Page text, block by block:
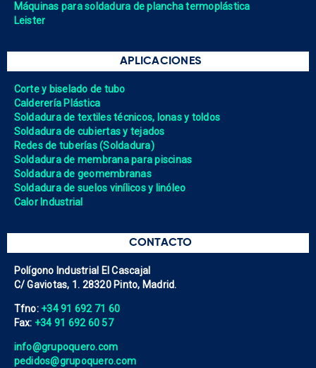
Máquinas para soldadura de plancha termoplástica
Leister
APLICACIONES
Corte y biselado de tubo
Calderería Plástica
Soldadura de textiles técnicos, lonas y toldos
Soldadura de cubiertas y tejados
Redes de tuberías (Soldadura)
Soldadura de membrana para piscinas
Soldadura de geomembranas
Soldadura de suelos vinílicos y linóleo
Calor Industrial
CONTACTO
Polígono Industrial El Cascajal
C/ Gaviotas, 1. 28320 Pinto, Madrid.
Tfno: +34 91 692 71 60
Fax: +34 91 692 60 57
info@grupoquero.com
pedidos@grupoquero.com